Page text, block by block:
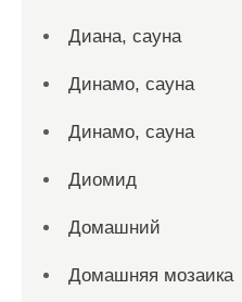
Диана, сауна
Динамо, сауна
Динамо, сауна
Диомид
Домашний
Домашняя мозаика